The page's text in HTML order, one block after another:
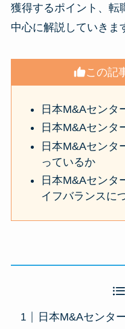
獲得するポイント、転
中心に解説していきま
この記
日本M&Aセンタ
日本M&Aセンタ
日本M&Aセンタ
っているか
日本M&Aセンタ
イフバランスに
日本M&Aセンタ